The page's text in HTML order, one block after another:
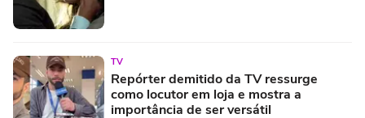
TV
Repórter demitido da TV ressurge
como locutor em loja e mostra a
importância de ser versátil